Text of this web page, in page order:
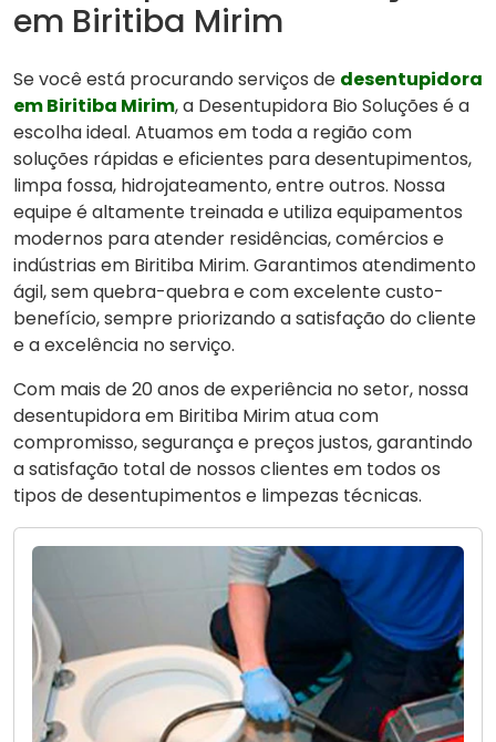
em Biritiba Mirim
Se você está procurando serviços de desentupidora
em Biritiba Mirim, a Desentupidora Bio Soluções é a
escolha ideal. Atuamos em toda a região com
soluções rápidas e eficientes para desentupimentos,
limpa fossa, hidrojateamento, entre outros. Nossa
equipe é altamente treinada e utiliza equipamentos
modernos para atender residências, comércios e
indústrias em Biritiba Mirim. Garantimos atendimento
ágil, sem quebra-quebra e com excelente custo-
benefício, sempre priorizando a satisfação do cliente
e a excelência no serviço.
Com mais de 20 anos de experiência no setor, nossa
desentupidora em Biritiba Mirim atua com
compromisso, segurança e preços justos, garantindo
a satisfação total de nossos clientes em todos os
tipos de desentupimentos e limpezas técnicas.